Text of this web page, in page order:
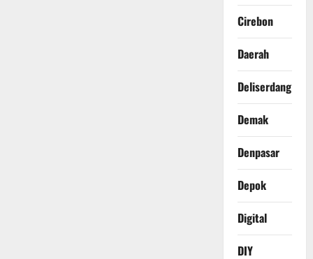
Cirebon
Daerah
Deliserdang
Demak
Denpasar
Depok
Digital
DIY